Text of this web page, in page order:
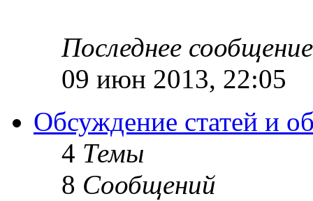
Последнее сообщение
09 июн 2013, 22:05
Обсуждение статей и
4 Темы
8 Сообщений